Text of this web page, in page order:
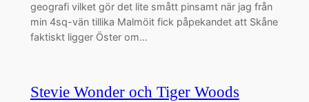
geografi vilket gör det lite smått pinsamt när jag från
min 4sq-vän tillika Malmöit fick påpekandet att Skåne
faktiskt ligger Öster om…
Stevie Wonder och Tiger Woods